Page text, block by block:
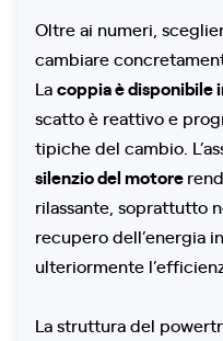
Oltre ai numeri,
cambiare
Lacoppia è disponibile
scatto è reattivo e
tipiche del cambio.
silenzio del motore
rilassante, soprattutto
recupero dell’energia
ulteriormente
La struttura del